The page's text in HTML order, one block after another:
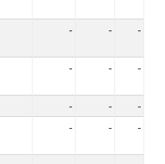
- - -
- - -
- -
-
- - -